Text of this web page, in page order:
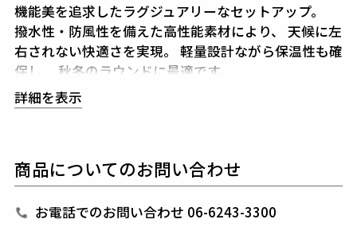
機能美を追求したラグジュアリーなセットアップ。
撥水性・防風性を備えた高性能素材により、 天候に左
右されない快適さを実現。 軽量設計ながら保温性も確
保し、 秋冬のラウンドに最適です。
キルティングとジャージー生地の切り替えは、
ン性はもちろん機能性を向上させています。
ゴルフスタイルを演出いたします。
1PIU1UGUALE3 GOLF（ウノピゥウノウグァーレト
詳細を表示
商品についてのお問い合わせ
お電話でのお問い合わせ 06-6243-3300